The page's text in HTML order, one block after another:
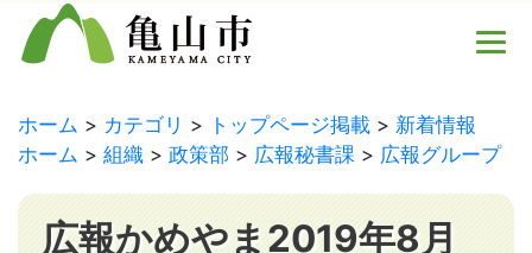
ホーム カテゴリ トップページ掲載
新着情報
ホーム
組織 政策部 広報秘書課 広報グループ
広報かめやま2019年8月